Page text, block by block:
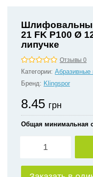
21 FK P100 Ø
липучке
Отзывы 0
Категории: Абразивные
Бренд: Klingspor
8.45 грн
Общая минимальная